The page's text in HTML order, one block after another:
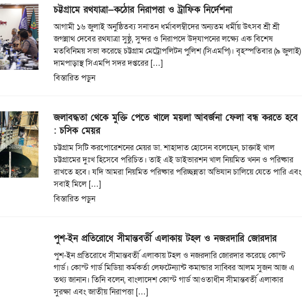
চট্টগ্রামে রথযাত্রা—কঠোর নিরাপত্তা ও ট্রাফিক নির্দেশনা
আগামী ১৬ জুলাই অনুষ্ঠিতব্য সনাতন ধর্মাবলম্বীদের অন্যতম ধর্মীয় উৎসব শ্রী শ্রী
জগন্নাথ দেবের রথযাত্রা সুষ্ঠু, সুন্দর ও নিরাপদে উদ্‌যাপনের লক্ষ্যে এক বিশেষ
মতবিনিময় সভা করেছে চট্টগ্রাম মেট্রোপলিটন পুলিশ (সিএমপি)। বৃহস্পতিবার (৯ জুলাই)
দামপাড়াস্থ সিএমপি সদর দপ্তরের […]
বিস্তারিত পড়ুন
জলাবদ্ধতা থেকে মুক্তি পেতে খালে ময়লা আবর্জনা ফেলা বন্ধ করতে হবে
: চসিক মেয়র
চট্টগ্রাম সিটি করপোরেশনের মেয়র ডা. শাহাদাত হোসেন বলেছেন, চাক্তাই খাল
চট্টগ্রামের দুঃখ হিসেবে পরিচিত। তাই এই ডাইভারশন খাল নিয়মিত খনন ও পরিষ্কার
রাখতে হবে। যদি আমরা নিয়মিত পরিষ্কার পরিচ্ছন্নতা অভিযান চালিয়ে যেতে পারি এবং
সবাই মিলে […]
বিস্তারিত পড়ুন
পুশ-ইন প্রতিরোধে সীমান্তবর্তী এলাকায় টহল ও নজরদারি জোরদার
পুশ-ইন প্রতিরোধে সীমান্তবর্তী এলাকায় টহল ও নজরদারি জোরদার করেছে কোস্ট
গার্ড। কোস্ট গার্ড মিডিয়া কর্মকর্তা লেফটেন্যান্ট কমান্ডার সাব্বির আলম সুজন আজ এ
তথ্য জানান। তিনি বলেন, বাংলাদেশ কোস্ট গার্ড আওতাধীন সীমান্তবর্তী এলাকার
সুরক্ষা এবং জাতীয় নিরাপত্তা […]